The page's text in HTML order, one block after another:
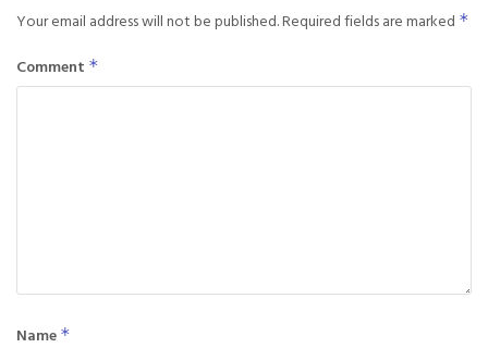
Your email address will not be published.Required fields are marked *
Comment *
Name *